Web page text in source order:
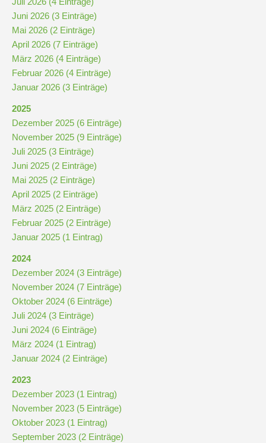
Juni 2026 (3 Einträge)
Mai 2026 (2 Einträge)
April 2026 (7 Einträge)
März 2026 (4 Einträge)
Februar 2026 (4 Einträge)
Januar 2026 (3 Einträge)
2025
Dezember 2025 (6 Einträge)
November 2025 (9 Einträge)
Juli 2025 (3 Einträge)
Juni 2025 (2 Einträge)
Mai 2025 (2 Einträge)
April 2025 (2 Einträge)
März 2025 (2 Einträge)
Februar 2025 (2 Einträge)
Januar 2025 (1 Eintrag)
2024
Dezember 2024 (3 Einträge)
November 2024 (7 Einträge)
Oktober 2024 (6 Einträge)
Juli 2024 (3 Einträge)
Juni 2024 (6 Einträge)
März 2024 (1 Eintrag)
Januar 2024 (2 Einträge)
2023
Dezember 2023 (1 Eintrag)
November 2023 (5 Einträge)
Oktober 2023 (1 Eintrag)
September 2023 (2 Einträge)